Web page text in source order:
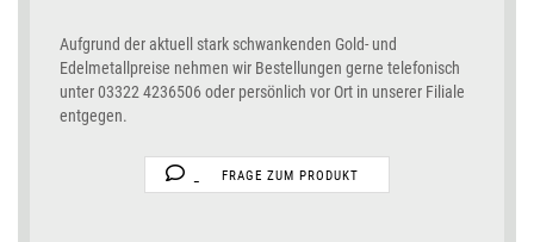
Aufgrund der aktuell stark schwankenden Gold- und
Edelmetallpreise nehmen wir Bestellungen gerne telefonisch
unter 03322 4236506 oder persönlich vor Ort in unserer Filiale
entgegen.
FRAGE ZUM PRODUKT